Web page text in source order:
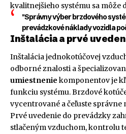
kvalitnejšieho systému sa môže
"Správny výber brzdového
prevádzkové náklady vozidla
Inštalácia a prvé
Inštalácia jednokotúčovej
odborné znalosti a
umiestnenie komponentov je
funkciu systému. Brzdové
vycentrované a čeľuste správne
Prvé uvedenie do prevádzky
stlačeným vzduchom, kontrolu